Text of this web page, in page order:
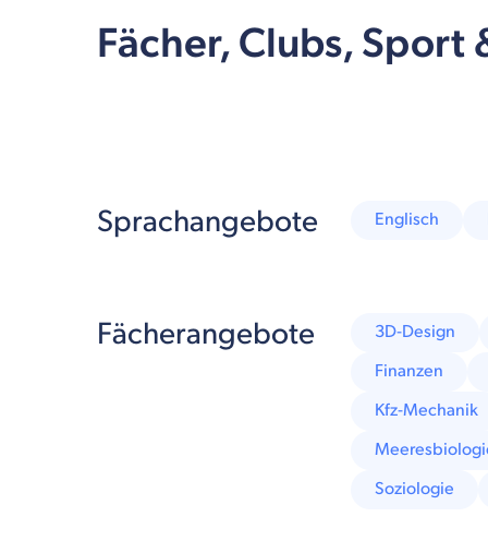
Fächer, Clubs,
Sprachangebote Englisch
Fächerangebote 3D-Design
Finanzen
Kfz-Mechanik
Soziologie